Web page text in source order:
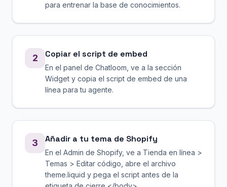
para entrenar la base de conocimientos.
2 Copiar el script de embed
En el panel de Chatloom, ve a la sección
Widget y copia el script de embed de una
línea para tu agente.
3 Añadir a tu tema de Shopify
En el Admin de Shopify, ve a Tienda en línea >
Temas > Editar código, abre el archivo
theme.liquid y pega el script antes de la